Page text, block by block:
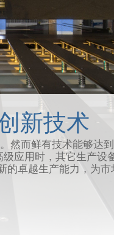
新技术
而鲜有技术能够达到
应用时，其它生产设
卓越生产能力，为市